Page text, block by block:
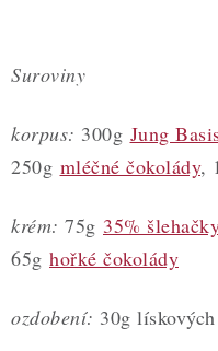
Suroviny
korpus: 300g Jung
250g mléčné čokolády,
krém: 75g 35% šlehačky
65g hořké čokolády
ozdobení: 30g